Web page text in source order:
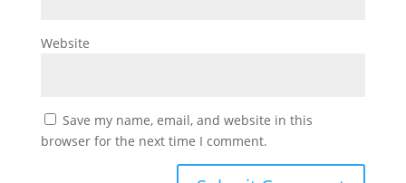
Website
Save my name, email, and website in this
browser for the next time I comment.